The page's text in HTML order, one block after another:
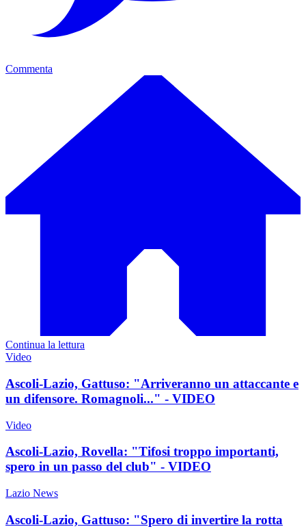
Commenta
Continua la lettura
Video
Ascoli-Lazio, Gattuso: "Arriveranno un attaccante e
un difensore. Romagnoli..." - VIDEO
Video
Ascoli-Lazio, Rovella: "Tifosi troppo importanti,
spero in un passo del club" - VIDEO
Lazio News
Ascoli-Lazio, Gattuso: "Spero di invertire la rotta